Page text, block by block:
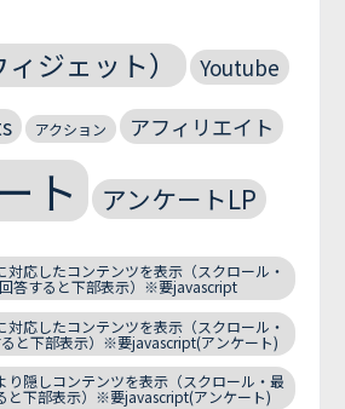
ジェット）
Youtube
アクション アフィリエイト
ト アンケートLP
対応したコンテンツを表示（スクロール・
答すると下部表示）※要javascript
対応したコンテンツを表示（スクロール・
と下部表示）※要javascript(アンケート)
り隠しコンテンツを表示（スクロール・最
と下部表示）※要javascript(アンケート)